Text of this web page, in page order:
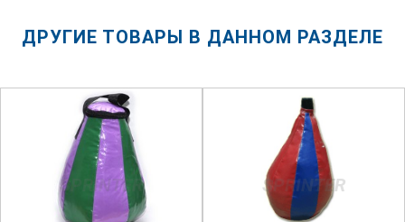
ДРУГИЕ ТОВАРЫ В ДАННОМ РАЗДЕЛЕ
SPRINTER SPRINTER